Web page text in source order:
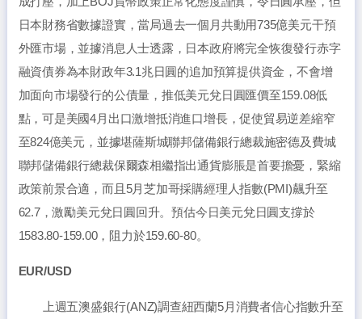
日本財務省數據證實，當局過去一個月共動用735億美元干預
外匯市場，並據消息人士透露，日本政府將完全恢復發行赤字
融資債券為本財政年3.1兆日圓的追加預算提供資金，不會增
加面向市場發行的公債量，推低美元兌日圓匯價至159.08低
點，可是美國4月出口激增抵消進口增長，促使貿易逆差縮窄
至824億美元，並據堪薩斯城聯邦儲備銀行總裁施密德及費城
聯邦儲備銀行總裁保爾森相繼指出通貨膨脹是首要擔憂，緊縮
政策前景合適，而且5月芝加哥採購經理人指數(PMI)飆升至
62.7，激勵美元兌日圓回升。預估今日美元兌日圓支撐於
1583.80-159.00，阻力於159.60-80。
EUR/USD
上週五澳盛銀行(ANZ)調查紐西蘭5月消費者信心指數升至